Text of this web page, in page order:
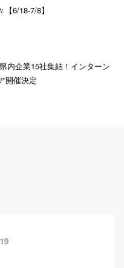
6/18-7/8】
内企業15社集結！インターン
開催決定